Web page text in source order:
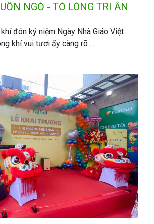
NGỎ - TỎ LÒNG TRI ÂN
đón kỷ niệm Ngày Nhà Giáo Việt
khí vui tươi ấy càng rõ ...